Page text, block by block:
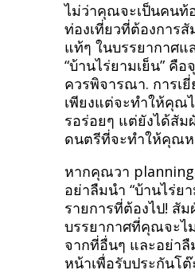
ไม่ว่าคุณจะเป็นคนท้
ท่องเที่ยวที่ต้องการ
แท้ๆ ในบรรยากาศแ
“บ้านไร่ยามเย็น” คื
ควรพิจารณา. การเ
เพียงแต่จะทำให้คุณ
รอร่อยๆ แต่ยังได้สัม
ดนตรีที่จะทำให้คุณห
หากคุณวา planning
อย่าลืมนำ “บ้านไร่ยา
รายการที่ต้องไป! สั
บรรยากาศที่คุณจะไ
จากที่อื่นๆ และอย่าลื
หน้าเพื่อรับประกันโ